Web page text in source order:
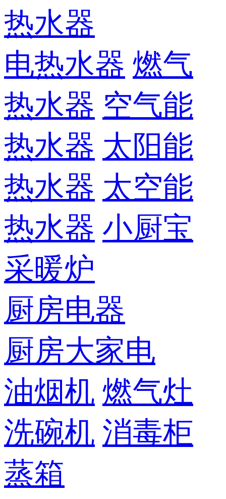
热水器
电热水器 燃气
热水器 空气能
热水器 太阳能
热水器 太空能
热水器 小厨宝
采暖炉
厨房电器
厨房大家电
油烟机 燃气灶
洗碗机 消毒柜
蒸箱